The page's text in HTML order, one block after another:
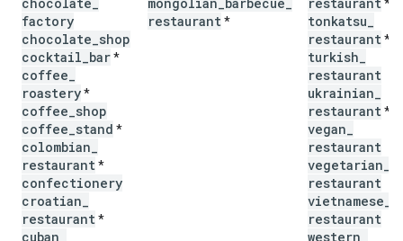
factory
chocolate shop
cocktail bar*
coffee
roastery*
coffee shop
coffee stand *
colombian
restaurant*
confectionery
croatian
restaurant*
cuban
restaurant*
*
tonkatsu
restaurant*
turkish
restaurant
ukrainian
restaurant*
vegan
restaurant
vegetarian
restaurant
vietnamese
restaurant
western